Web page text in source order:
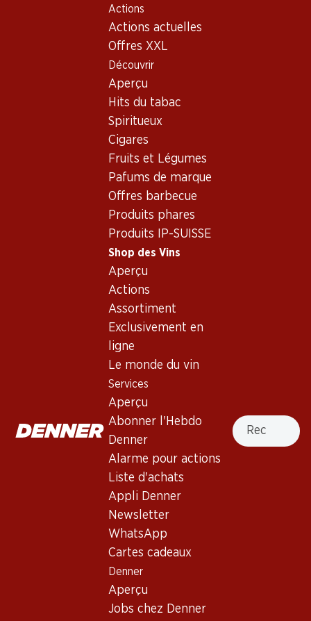
Actions
Actions actuelles
Offres XXL
Découvrir
Aperçu
Hits du tabac
Spiritueux
Cigares
Fruits et Légumes
Pafums de marque
Offres barbecue
Produits phares
Produits IP-SUISSE
Shop des Vins
Aperçu
Actions
Assortiment
Exclusivement en
ligne
Le monde du vin
Services
Aperçu
Abonner l'Hebdo
Denner
Alarme pour actions
Liste d'achats
Appli Denner
Newsletter
WhatsApp
Cartes cadeaux
Denner
Aperçu
Jobs chez Denner
Recherche
Shop des Vins
Autriche
Basse-Autriche
Schloss Bockfliess Zweigelt
Recto Verso
Schloss Bockfliess Zweigelt
Basse-Autriche , 2025
griotte et de thé noir, avec des notes épicées. Bouche
pleine aux tanins moelleux. Finale persistante.